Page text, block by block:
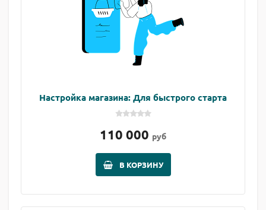
Настройка магазина: Для быстрого старта
110 000 руб
В КОРЗИНУ